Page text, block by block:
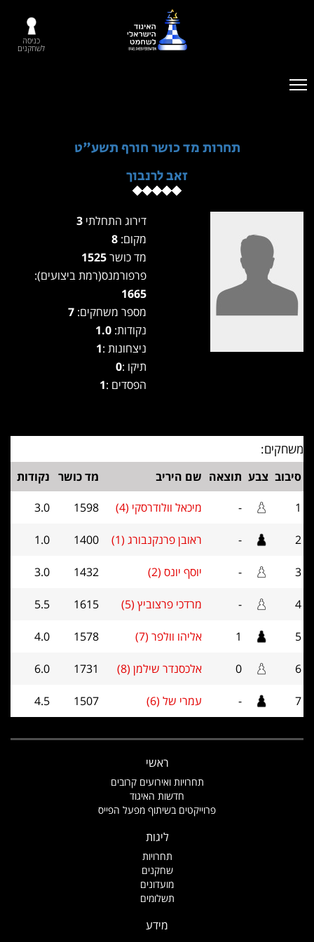
כניסה
לשחקנים
תחרות מד כושר חורף תשע"ט
זאב לרנבוך
דירוג התחלתי
מקום:
מד כושר
פרפורמנס(רמת ביצועים):
1665
מספר משחקים:
נקודות: 1.0
ניצחונות :1
תיקו :0
הפסדים :1
משחקים:
סיבוב צבע תוצאה שם היריב מד כושר נקודות
1
- מיכאל וולודרסקי (4) 1598
3.0
2
- ראובן פרנקנבורג (1) 1400
1.0
3
- יוסף יונס (2) 1432
3.0
4
- מרדכי פרצוביץ (5) 1615
5.5
5
1 אליהו וולפר (7) 1578
4.0
6
0 אלכסנדר שילמן (8) 1731
6.0
7
- עמרי של (6) 1507
4.5
ראשי
תחרויות ואירועים קרובים
חדשות האיגוד
פרוייקטים בשיתוף מפעל הפייס
ליגות
תחרויות
שחקנים
מועדונים
תשלומים
מידע